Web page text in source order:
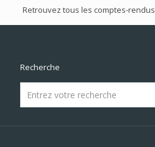
Retrouvez tous les comptes-rendus
Recherche